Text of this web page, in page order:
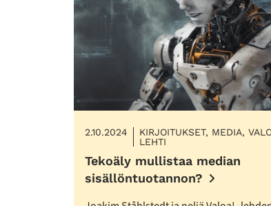
2.10.2024
KIRJOITUKSET, MEDIA,
LEHTI
Tekoäly mullistaa median
sisällöntuotannon?